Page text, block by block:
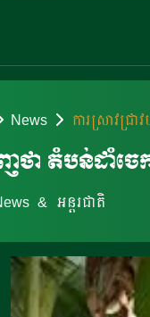
News ការស្រាវជ្រ
ាញថា តំបន់ដាំ
& អន្តរជាតិ